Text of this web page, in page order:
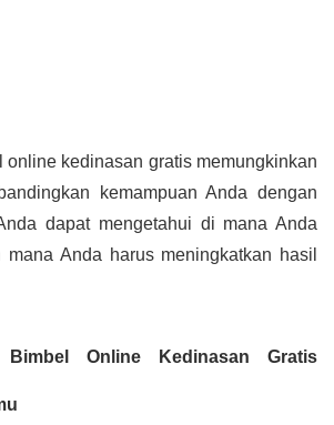
online kedinasan gratis memungkinkan
kemampuan Anda dengan
dapat mengetahui di mana Anda
Anda harus meningkatkan hasil
Bimbel Online Kedinasan Gratis